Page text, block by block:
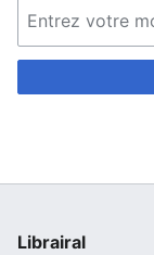
Librairal